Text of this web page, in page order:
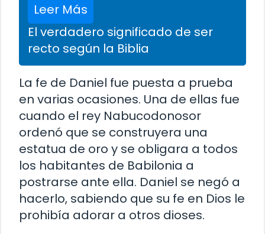
Leer Más
El verdadero significado de ser
recto según la Biblia
La fe de Daniel fue puesta a prueba
en varias ocasiones. Una de ellas fue
cuando el rey Nabucodonosor
ordenó que se construyera una
estatua de oro y se obligara a todos
los habitantes de Babilonia a
postrarse ante ella. Daniel se negó a
hacerlo, sabiendo que su fe en Dios le
prohibía adorar a otros dioses.